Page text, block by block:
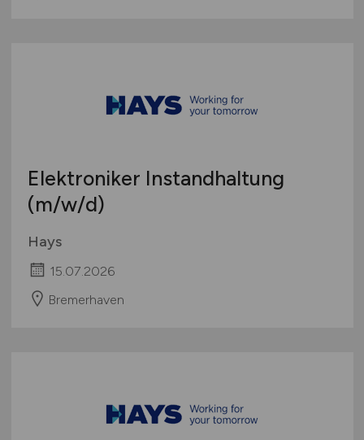
Elektroniker Instandhaltung
(m/w/d)
Hays
15.07.2026
Bremerhaven